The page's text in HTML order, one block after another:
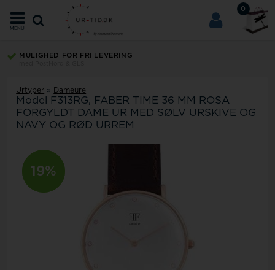
0
MENU
MULIGHED FOR FRI LEVERING
Urtyper » Dameure
Model F313RG
FABER TIME 36 MM ROSA
FORGYLDT DAME UR MED SØLV URSKIVE OG
NAVY OG RØD URREM
19%
19%